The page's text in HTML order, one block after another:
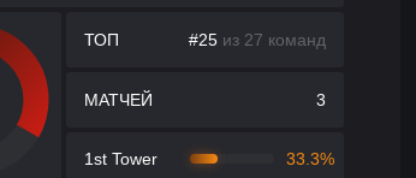
ТОП #25 из 27 команд
МАТЧЕЙ 3
1st Tower 33.3%